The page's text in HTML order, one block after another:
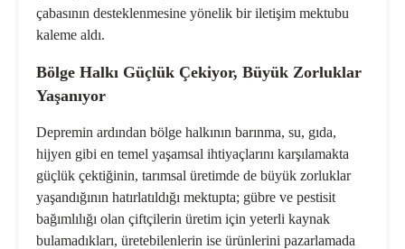
çabasının desteklenmesine yönelik bir iletişim mektubu
kaleme aldı.
Bölge Halkı Güçlük Çekiyor, Büyük Zorluklar
Yaşanıyor
Depremin ardından bölge halkının barınma, su, gıda,
hijyen gibi en temel yaşamsal ihtiyaçlarını karşılamakta
güçlük çektiğinin, tarımsal üretimde de büyük zorluklar
yaşandığının hatırlatıldığı mektupta; gübre ve pestisit
bağımlılığı olan çiftçilerin üretim için yeterli kaynak
bulamadıkları, üretebilenlerin ise ürünlerini pazarlamada